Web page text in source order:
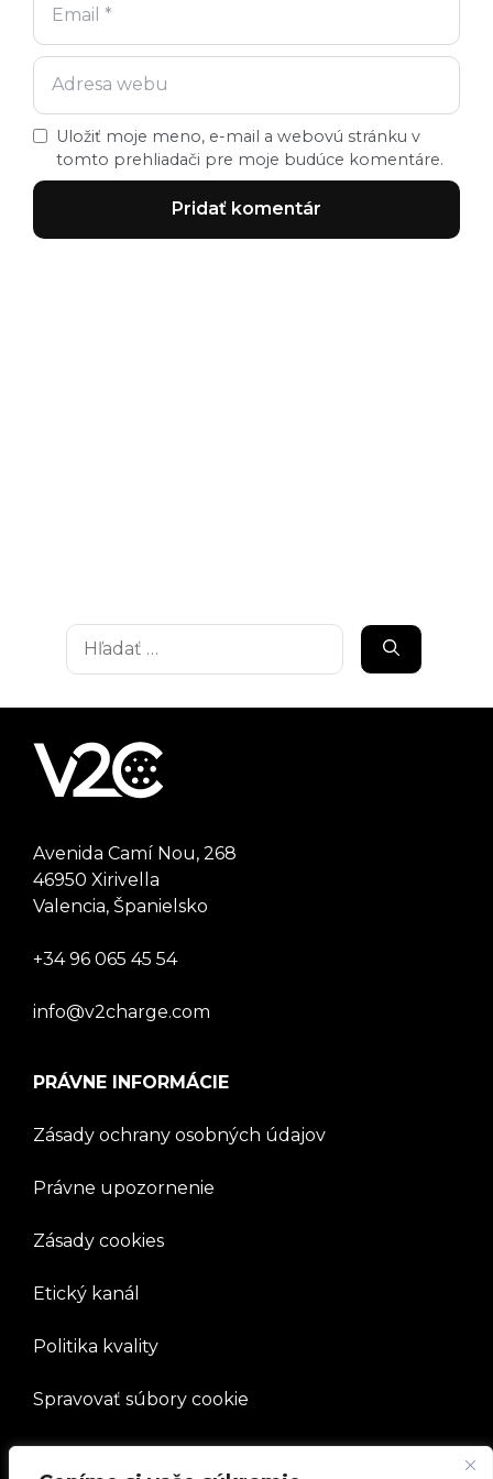
Uložiť moje meno, e-mail a webovú stránku v
tomto prehliadači pre moje budúce komentáre.
Hľadať:
Avenida Camí Nou, 268
46950 Xirivella
Valencia, Španielsko
+34 96 065 45 54
info@v2charge.com
PRÁVNE INFORMÁCIE
Zásady ochrany osobných údajov
Právne upozornenie
Zásady cookies
Etický kanál
Politika kvality
Spravovať súbory cookie
SPOLOČNOSŤ